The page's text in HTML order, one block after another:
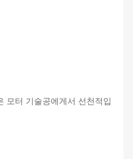
모터 기술공에게서 선천적입